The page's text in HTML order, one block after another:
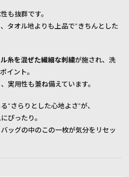
も抜群です。
タオル地よりも上品で“きちんとした
糸を混ぜた繊細な刺繍が施され、洗
イント。
実用性も兼ね備えています。
“さらりとした心地よさ”が、
ぴったり。
ッグの中のこの一枚が気分をリセッ